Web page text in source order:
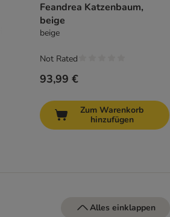
Feandrea Katzenbaum,
beige
beige
93,99 €
Not Rated
Zum Warenkorb
hinzufügen
Alles einklappen